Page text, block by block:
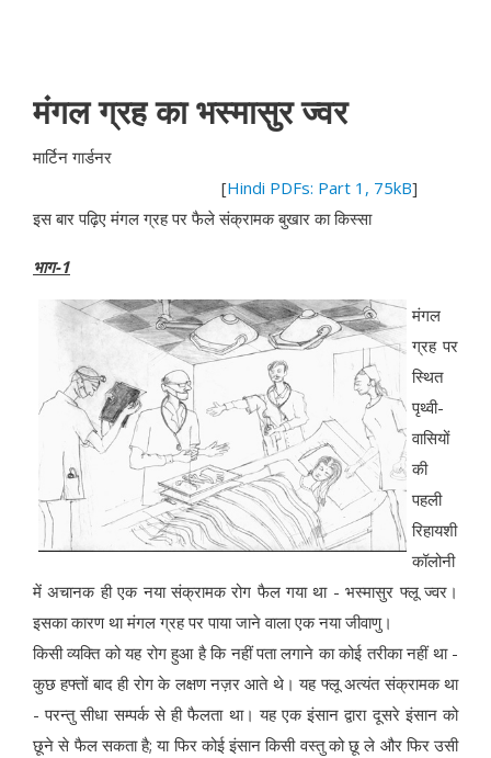
मंगल ग्रह का भस्मासुर ज्वर
मार्टिन गार्डनर
[Hindi PDFs: Part 1, 75kB]
इस बार पढ़िए मंगल ग्रह पर फैले संक्रामक बुखार का किस्सा
भाग-1
मंगल
ग्रह पर
स्थित
पृथ्वी-
वासियों
की
पहली
रिहायशी
कॉलोनी
में अचानक ही एक नया संक्रामक रोग फैल गया था - भस्मासुर फ्लू ज्वर।
इसका कारण था मंगल ग्रह पर पाया जाने वाला एक नया जीवाणु।
किसी व्यक्ति को यह रोग हुआ है कि नहीं पता लगाने का कोई तरीका नहीं था -
कुछ हफ्तों बाद ही रोग के लक्षण नज़र आते थे। यह फ्लू अत्यंत संक्रामक था
- परन्तु सीधा सम्पर्क से ही फैलता था। यह एक इंसान द्वारा दूसरे इंसान को
छूने से फैल सकता है; या फिर कोई इंसान किसी वस्तु को छू ले और फिर उसी